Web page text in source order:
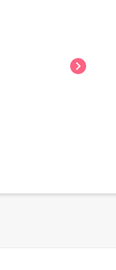
chevron_right